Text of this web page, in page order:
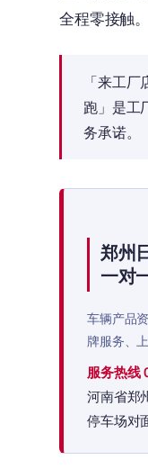
全程零接触。
「来工
跑」是工
务承诺。
郑州
一对
车辆产品
牌服务、
服务热线
河南省郑
停车场对